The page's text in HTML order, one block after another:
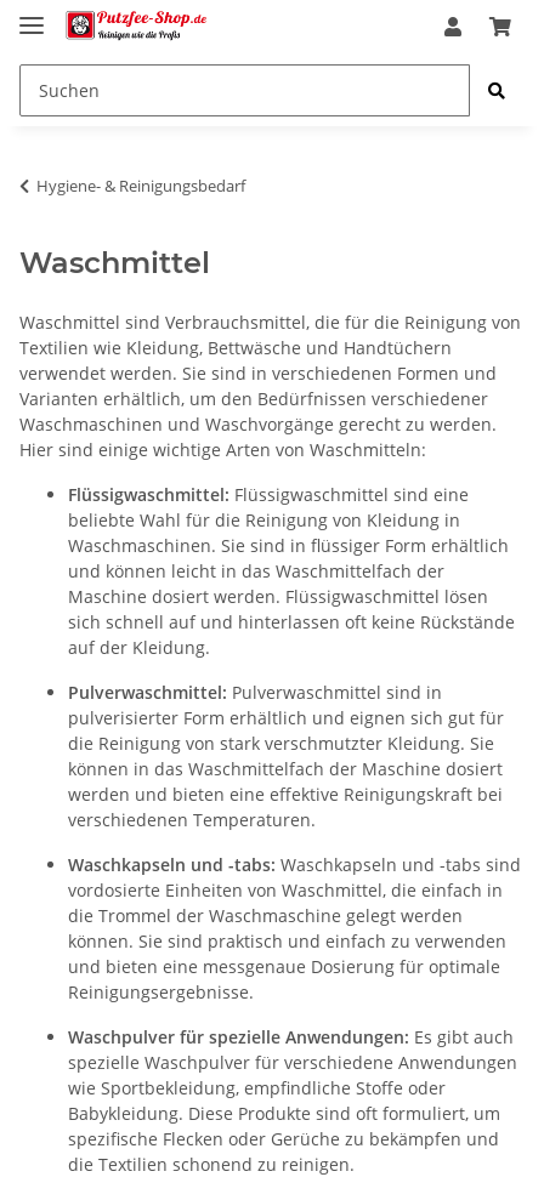
Hygiene- & Reinigungsbedarf
Waschmittel
Waschmittel sind Verbrauchsmittel, die für die Reinigung von
Textilien wie Kleidung, Bettwäsche und Handtüchern
verwendet werden. Sie sind in verschiedenen Formen und
Varianten erhältlich, um den Bedürfnissen verschiedener
Waschmaschinen und Waschvorgänge gerecht zu werden.
Hier sind einige wichtige Arten von Waschmitteln:
Flüssigwaschmittel: Flüssigwaschmittel sind eine
beliebte Wahl für die Reinigung von Kleidung in
Waschmaschinen. Sie sind in flüssiger Form erhältlich
und können leicht in das Waschmittelfach der
Maschine dosiert werden. Flüssigwaschmittel lösen
sich schnell auf und hinterlassen oft keine Rückstände
auf der Kleidung.
Pulverwaschmittel: Pulverwaschmittel sind in
pulverisierter Form erhältlich und eignen sich gut für
die Reinigung von stark verschmutzter Kleidung. Sie
können in das Waschmittelfach der Maschine dosiert
werden und bieten eine effektive Reinigungskraft bei
verschiedenen Temperaturen.
Waschkapseln und -tabs: Waschkapseln und -tabs sind
vordosierte Einheiten von Waschmittel, die einfach in
die Trommel der Waschmaschine gelegt werden
können. Sie sind praktisch und einfach zu verwenden
und bieten eine messgenaue Dosierung für optimale
Reinigungsergebnisse.
Waschpulver für spezielle Anwendungen: Es gibt auch
spezielle Waschpulver für verschiedene Anwendungen
wie Sportbekleidung, empfindliche Stoffe oder
Babykleidung. Diese Produkte sind oft formuliert, um
spezifische Flecken oder Gerüche zu bekämpfen und
die Textilien schonend zu reinigen.